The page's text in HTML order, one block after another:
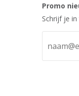
Promo
Schrijf je